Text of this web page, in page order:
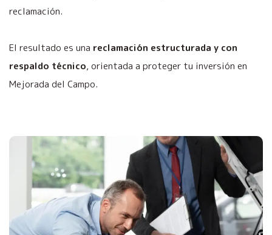
reclamación.
El resultado es una reclamación estructurada y con
respaldo técnico, orientada a proteger tu inversión en
Mejorada del Campo.